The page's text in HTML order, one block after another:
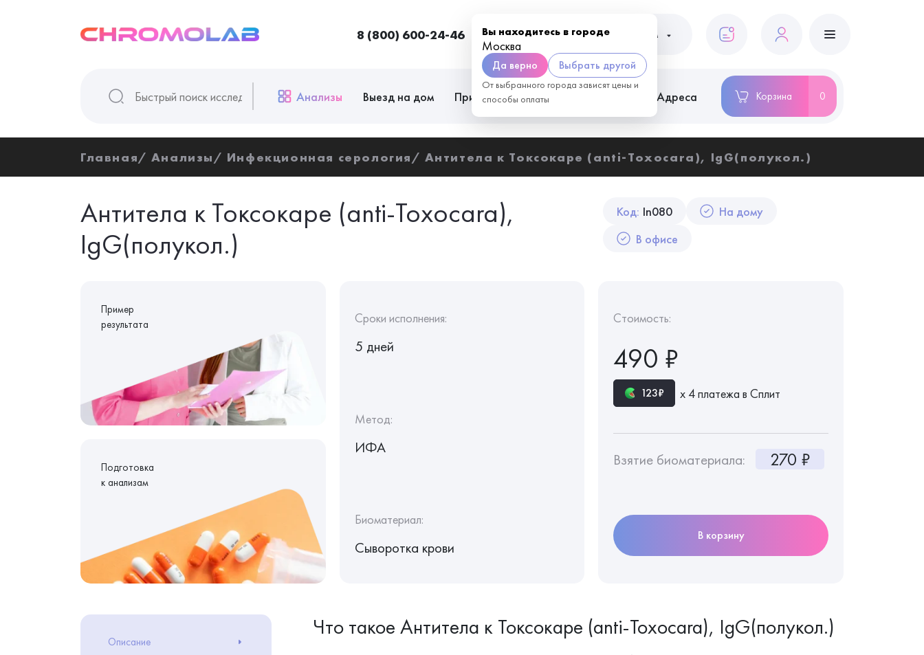
8 (800) 600-24-46 Вы находитесь в городе
Москва
Да верно Выбрать другой
От выбранного города зависят цены и
способы оплаты
Москва Пациентам
Анализы Выезд на дом Приём врачей Адреса Корзина 0
Главная Анализы Инфекционная серология Антитела к Токсокаре (anti-Toxocara), IgG(полукол.)
Код: In080
На дому
В офисе
Антитела к Токсокаре (anti-Toxocara),
IgG(полукол.)
Пример
результата
Подготовка
к анализам
Сроки исполнения:
5 дней
Метод:
ИФА
Биоматериал:
Сыворотка крови
Стоимость:
490 ₽
123₽ х 4 платежа в Сплит
Взятие биоматериала: 270 ₽
В корзину
Описание
Что такое Антитела к Токсокаре (anti-Toxocara), IgG(полукол.)